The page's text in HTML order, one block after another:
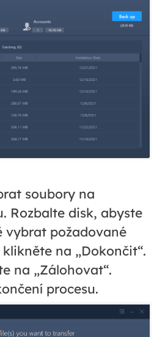
soubory na
Rozbalte disk, abyste
vybrat požadované
na „Dokončit“.
na „Zálohovat“.
procesu.